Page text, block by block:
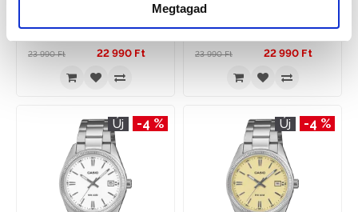
Megtagad
Casio UTP-1302PD-3A1VEF
35mm
23 990 Ft 22 990 Ft
Casio UTP-1302PD-3A2VEF
35mm
23 990 Ft 22 990 Ft
Új -4 % Új -4 %